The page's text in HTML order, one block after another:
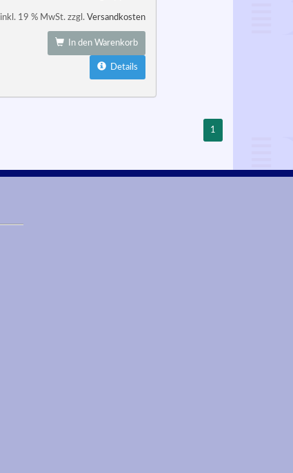
inkl. 19 % MwSt. zzgl. Versandkosten
In den Warenkorb
Details
1